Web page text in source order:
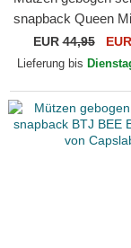
snapback Queen
Bee The Farm
EUR44,95
Lieferung bis